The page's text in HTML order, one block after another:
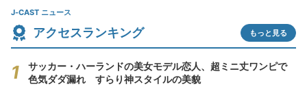
J-CAST ニュース
アクセスランキング もっと見る
サッカー・ハーランドの美女モデル恋人、超ミニ丈ワンピで
色気ダダ漏れ すらり神スタイルの美貌